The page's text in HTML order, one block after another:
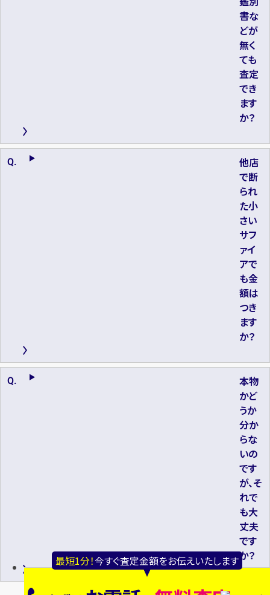
最短1分！今すぐ査定金額をお伝えいたします
書な
どが
無く
ても
査定
でき
ます
か？
他店
で断
られ
た小
さい
サフ
ァイ
アで
も金
額は
つき
ます
か？
本物
かど
うか
分か
らな
いの
です
が、そ
れで
も大
丈夫
です
か？